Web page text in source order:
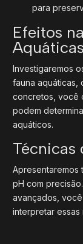
para
Efeitos
Aquáticas
Investigaremos
fauna aquáticas,
concretos, você
podem
aquáticos.
Técnicas
Apresentaremos
pH com
avançados,
interpretar essas